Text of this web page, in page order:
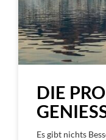
DIE
Es gibt nichts